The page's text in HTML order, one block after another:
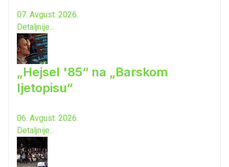
07. Avgust. 2026.
Detaljnije...
„Hejsel '85“ na „Barskom
ljetopisu“
06. Avgust. 2026.
Detaljnije...